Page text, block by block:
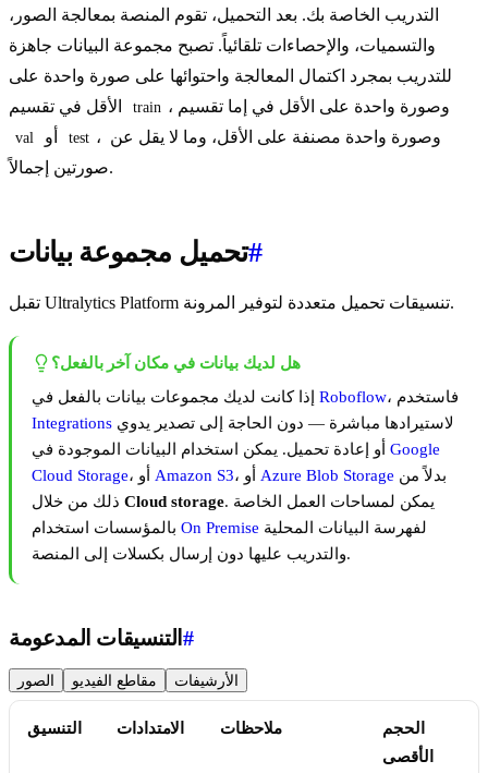
التدريب الخاصة بك. بعد التحميل، تقوم المنصة بمعالجة الصور،
والتسميات، والإحصاءات تلقائياً. تصبح مجموعة البيانات جاهزة
للتدريب بمجرد اكتمال المعالجة واحتوائها على صورة واحدة على
train ، وصورة واحدة على الأقل في إما تقسيم
val test ، وصورة واحدة مصنفة على الأقل، وما لا يقل عن
صورتين إجمالاً.
تحميل مجموعة بيانات#
تقبل Ultralytics Platform تنسيقات تحميل متعددة لتوفير المرونة.
هل لديك بيانات في مكان آخر بالفعل؟
Roboflow
، فاستخدم
Integrations
Google
Cloud Storage
Amazon S3 Azure Blob Storage
Cloud storage. يمكن لمساحات العمل الخاصة
On Premise
والتدريب عليها دون إرسال بكسلات إلى المنصة.
التنسيقات المدعومة #
الصور مقاطع الفيديو الأرشيفات
التنسيق الامتدادات ملاحظات
الحجم
الأقصى